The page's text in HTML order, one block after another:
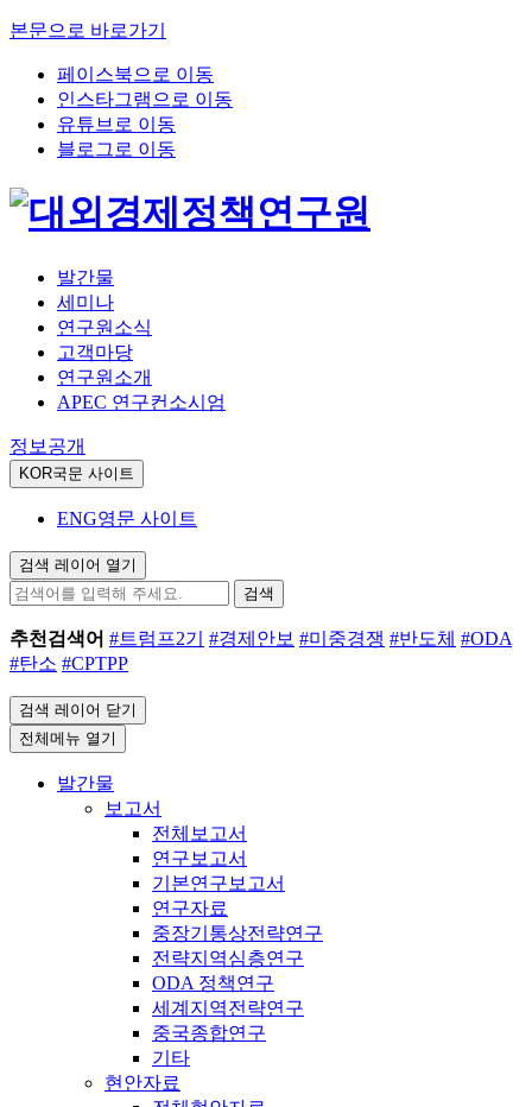
본문으로 바로가기
페이스북으로 이동
인스타그램으로 이동
유튜브로 이동
블로그로 이동
발간물
세미나
연구원소식
고객마당
연구원소개
APEC 연구컨소시엄
정보공개
KOR국문 사이트
ENG영문 사이트
검색 레이어 열기
검색
추천검색어 #트럼프2기 #경제안보 #미중경쟁 #반도체 #ODA
#탄소 #CPTPP
검색 레이어 닫기
전체메뉴 열기
발간물
보고서
전체보고서
연구보고서
기본연구보고서
연구자료
중장기통상전략연구
전략지역심층연구
ODA 정책연구
세계지역전략연구
중국종합연구
기타
현안자료